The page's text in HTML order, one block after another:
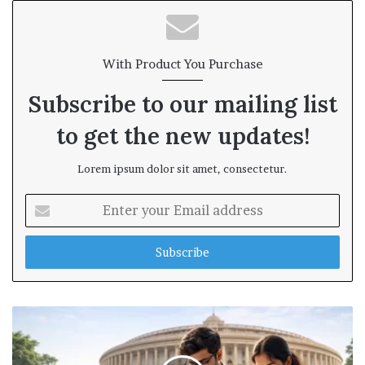
With Product You Purchase
Subscribe to our mailing list
to get the new updates!
Lorem ipsum dolor sit amet, consectetur.
t
r
o
r
E